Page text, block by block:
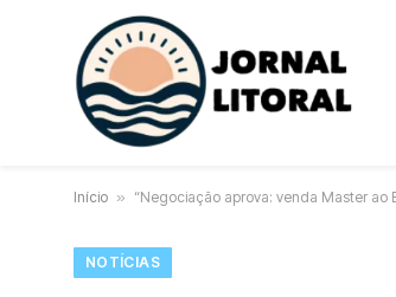
Início » “Negociação aprova: venda Master ao
NOTÍCIAS